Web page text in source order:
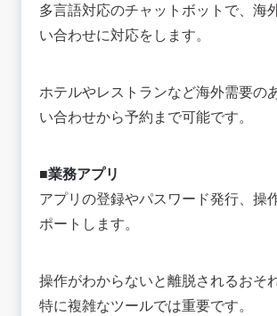
多言語対応のチャットボットで、海
い合わせに対応をします。
ホテルやレストランなど海外需要の
い合わせから予約まで可能です。
■業務アプリ
アプリの登録やパスワード発行、操
ポートします。
操作がわからないと離脱されるおそ
特に複雑なツールでは重要です。